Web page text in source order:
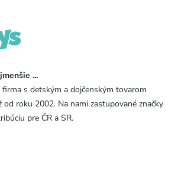
...
s detským a dojčenským tovarom
od roku 2002. Na nami zastupované značky
pre ČR a SR.